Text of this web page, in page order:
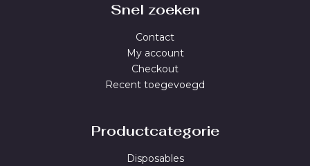
Snel zoeken
Contact
My account
Checkout
Recent toegevoegd
Productcategorie
Disposables